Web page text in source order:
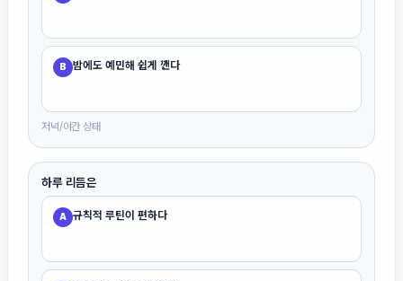
B 밤에도 예민해 쉽게 깬다
저녁/야간 상태
하루 리듬은
A 규칙적 루틴이 편하다